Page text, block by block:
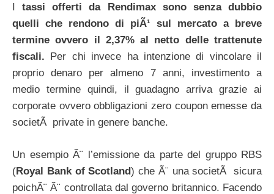
I tassi offerti da Rendimax sono senza dubbio
quelli che rendono di piÃ¹ sul mercato a breve
termine ovvero il 2,37% al netto delle trattenute
fiscali. Per chi invece ha intenzione di vincolare il
proprio denaro per almeno 7 anni, investimento a
medio termine quindi, il guadagno arriva grazie ai
corporate ovvero obbligazioni zero coupon emesse da
societÃ private in genere banche.
Un esempio Ã¨ l’emissione da parte del gruppo RBS
(Royal Bank of Scotland) che Ã¨ una societÃ sicura
poichÃ¨ Ã¨ controllata dal governo britannico. Facendo